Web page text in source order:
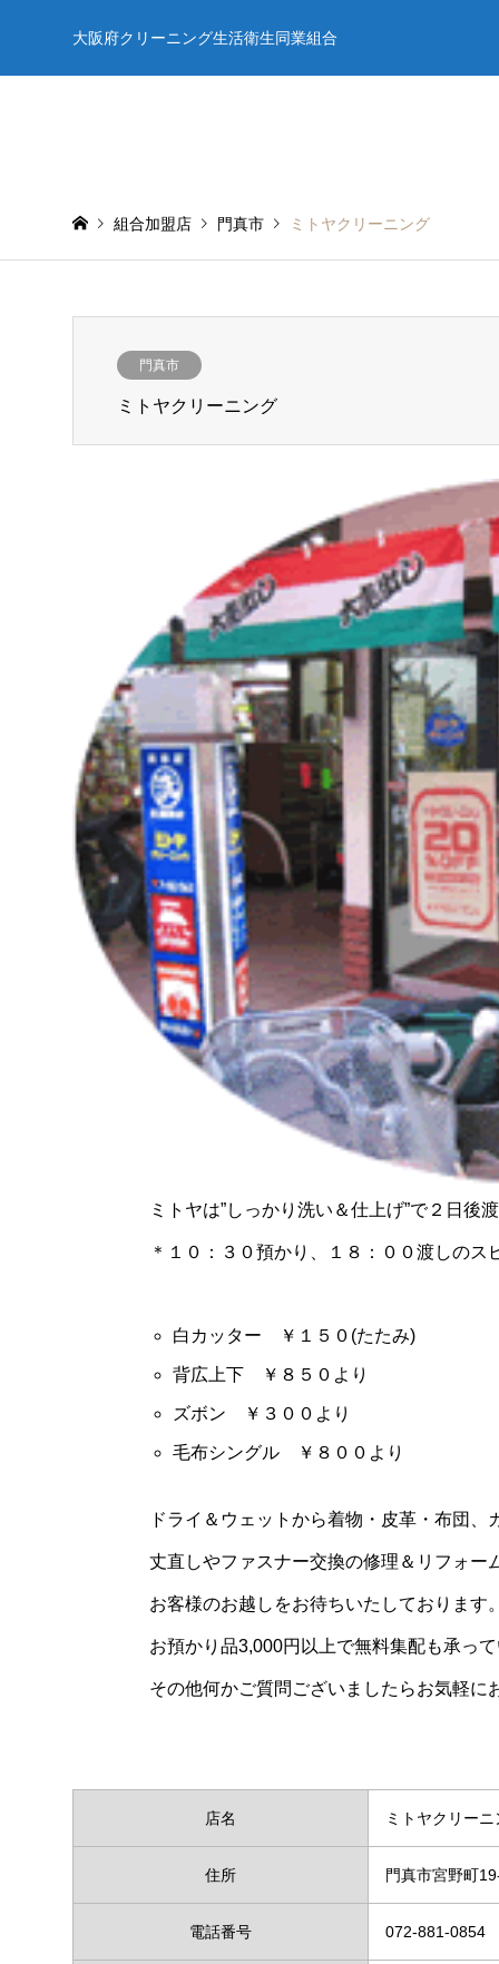
大阪府クリーニング生活衛生同業組合
組合加盟店 門真市 ミトヤクリーニング
門真市
ミトヤクリーニング
ミトヤは”しっかり洗い＆仕上げ”で２日後
＊１０：３０預かり、１８：００渡しの
白カッター ￥１５０(たたみ)
背広上下 ￥８５０より
ズボン ￥３００より
毛布シングル ￥８００より
ドライ＆ウェットから着物・皮革・布団、
丈直しやファスナー交換の修理＆リフォー
お客様のお越しをお待ちいたしております
お預かり品3,000円以上で無料集配も承っ
その他何かご質問ございましたらお気軽に
店名 ミトヤクリーニ
住所 門真市宮野町
電話番号 072-881-0854